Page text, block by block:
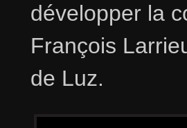
développer la
François
de Luz.